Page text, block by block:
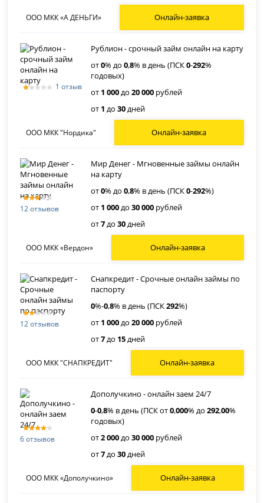
ООО МКК «А ДЕНЬГИ» Онлайн-заявка
1 отзыв
Рублион - срочный займ онлайн на карту
от0% до0,8% в день (ПСК0-292%
годовых)
от 1 000до20 000 рублей
от 1 до30дней
ООО МКК "Нордика" Онлайн-заявка
12 отзывов
Мир Денег - Мгновенные займы онлайн
на карту
от0% до0,8% в день (ПСК0-292%)
от 1 000до30 000 рублей
от7до30дней
ООО МКК «Вердон» Онлайн-заявка
12 отзывов
Снапкредит - Срочные онлайн займы по
паспорту
0%-0,8% в день (ПСК292%)
от 1 000до20 000 рублей
от7до 15дней
ООО МКК "СНАПКРЕДИТ" Онлайн-заявка
6 отзывов
Дополучкино - онлайн заем 24/7
0-0,8% в день (ПСК от0,000% до292,00%
годовых)
от2 000до30 000 рублей
от7до30дней
ООО МКК «Дополучкино» Онлайн-заявка